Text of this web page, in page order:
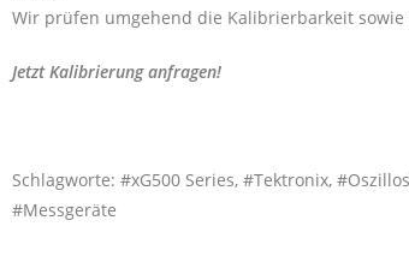
Wir prüfen umgehend die Kalibrierbarkeit
Jetzt Kalibrierung anfragen!
Schlagworte: #xG500 Series, #Tektronix,
#Messgeräte